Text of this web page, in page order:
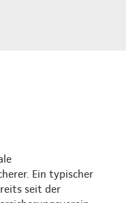
Ein typischer
seit der